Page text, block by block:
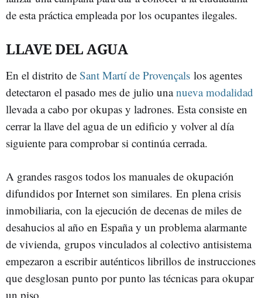
de esta práctica empleada por los ocupantes ilegales.
LLAVE DEL AGUA
En el distrito de Sant Martí de Provençals los agentes
detectaron el pasado mes de julio unanueva modalidad
llevada a cabo por okupas y ladrones. Esta consiste en
cerrar la llave del agua de un edificio y volver al día
siguiente para comprobar si continúa cerrada.
A grandes rasgos todos los manuales de okupación
difundidos por Internet son similares. En plena crisis
inmobiliaria, con la ejecución de decenas de miles de
desahucios al año en España y un problema alarmante
de vivienda, grupos vinculados al colectivo antisistema
empezaron a escribir auténticos librillos de instrucciones
que desglosan punto por punto las técnicas para okupar
un piso.